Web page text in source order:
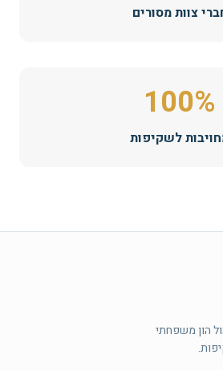
צוות מסורים
100%
לשקיפות